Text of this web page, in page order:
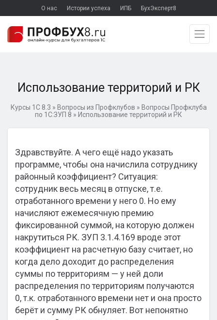
О нас Истории успеха ИПБ БухЭксперт8
Использование территорий и РК
Курсы 1С 8.3 » Вопросы из Профклубов » Вопросы Профклуба
по 1С:ЗУП 8 » Использование территорий и РК
Здравствуйте. А чего ещё надо указать
программе, чтобы она начислила сотруднику
районный коэффициент? Ситуация:
сотрудник весь месяц в отпуске, т.е.
отработанного времени у него 0. Но ему
начисляют ежемесячную премию
фиксированной суммой, на которую должен
накрутиться РК. ЗУП 3.1.4.169 вроде этот
коэффициент на расчетную базу считает, но
когда дело доходит до распределения
суммы по территориям — у ней доли
распределения по территориям получаются
0, т.к. отработанного времени нет и она просто
берёт и сумму РК обнуляет. Вот непонятно